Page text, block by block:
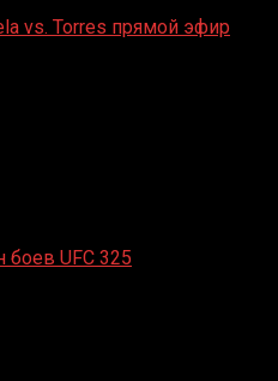
vs. Torres прямой эфир
UFC 325